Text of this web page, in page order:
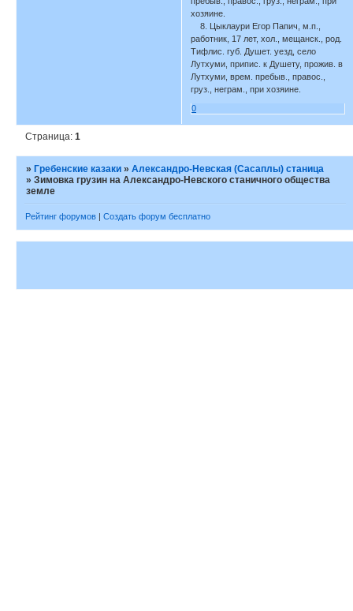
хозяине.
8. Цыклаури Егор Папич, м.п.,
работник, 17 лет, хол., мещанск., род.
Тифлис. губ. Душет. уезд, село
Лутхуми, припис. к Душету, прожив. в
Лутхуми, врем. пребыв., правос.,
груз., неграм., при хозяине.
0
Страница:1
» Гребенские казаки »Александро-Невская (Сасаплы) станица
»Зимовка грузин на Александро-Невского станичного общества
земле
Рейтинг форумов | Создать форум бесплатно